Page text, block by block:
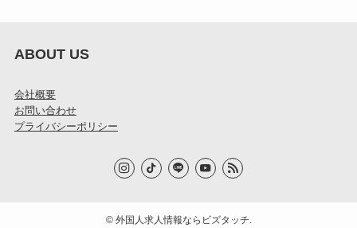
ABOUT US
会社概要
お問い合わせ
プライバシーポリシー
©外国人求人情報ならビズタッチ.